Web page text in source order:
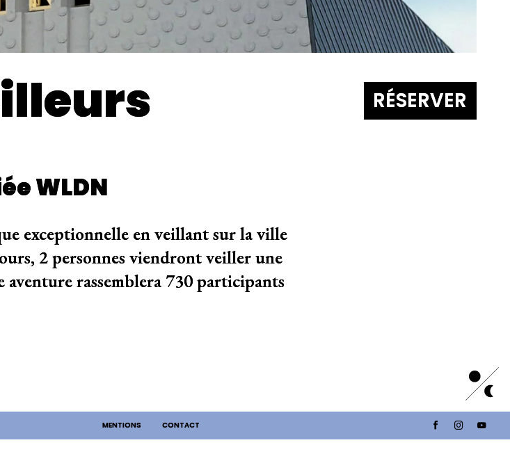
RÉSERVER
WLDN
exceptionnelle en veillant sur la ville
2 personnes viendront veiller une
rassemblera 730 participants
MENTIONS CONTACT